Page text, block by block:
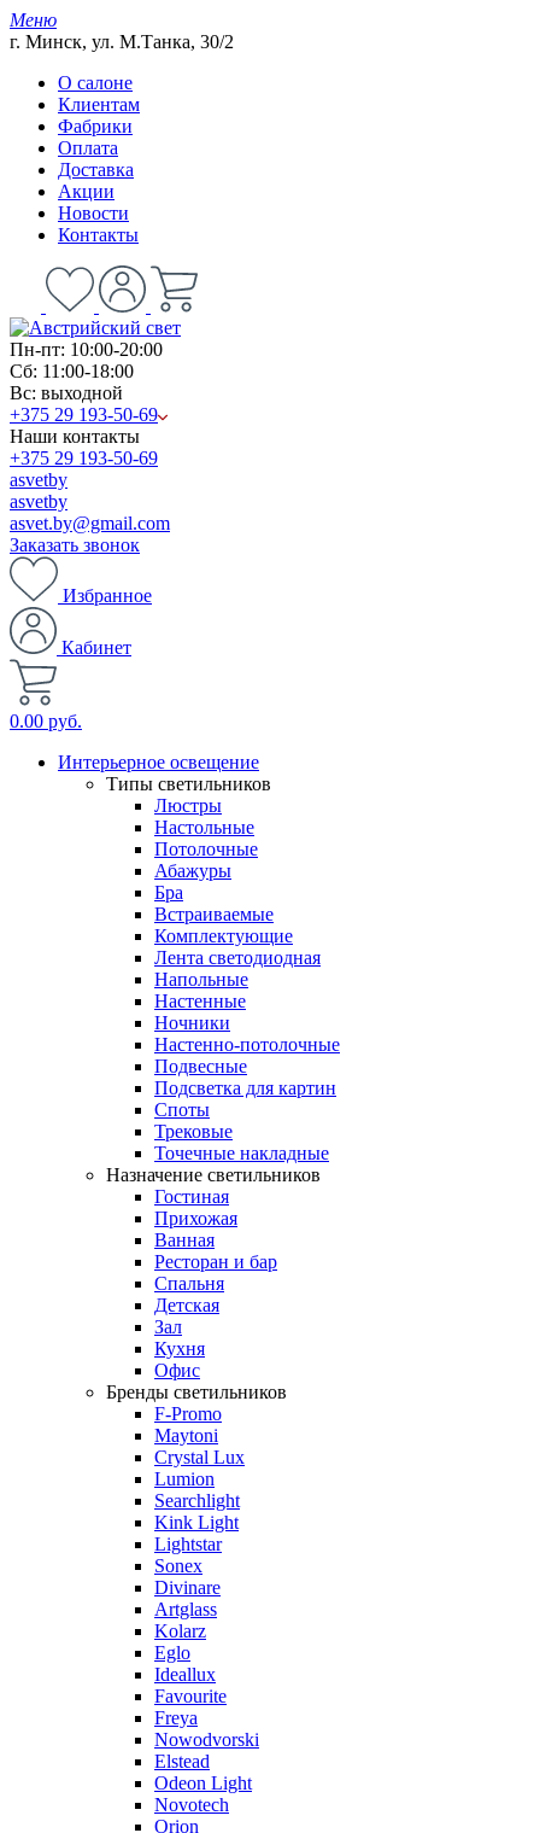
Меню
г. Минск, ул. М.Танка, 30/2
О салоне
Клиентам
Фабрики
Оплата
Доставка
Акции
Новости
Контакты
Пн-пт: 10:00-20:00
Сб: 11:00-18:00
Вс: выходной
+375 29 193-50-69
Наши контакты
+375 29 193-50-69
asvetby
asvetby
asvet.by@gmail.com
Заказать звонок
Избранное
Кабинет
0.00 руб.
Интерьерное освещение
Типы светильников
Люстры
Настольные
Потолочные
Абажуры
Бра
Встраиваемые
Комплектующие
Лента светодиодная
Напольные
Настенные
Ночники
Настенно-потолочные
Подвесные
Подсветка для картин
Споты
Трековые
Точечные накладные
Назначение светильников
Гостиная
Прихожая
Ванная
Ресторан и бар
Спальня
Детская
Зал
Кухня
Офис
Бренды светильников
F-Promo
Maytoni
Crystal Lux
Lumion
Searchlight
Kink Light
Lightstar
Sonex
Divinare
Artglass
Kolarz
Eglo
Ideallux
Favourite
Freya
Nowodvorski
Elstead
Odeon Light
Novotech
Orion